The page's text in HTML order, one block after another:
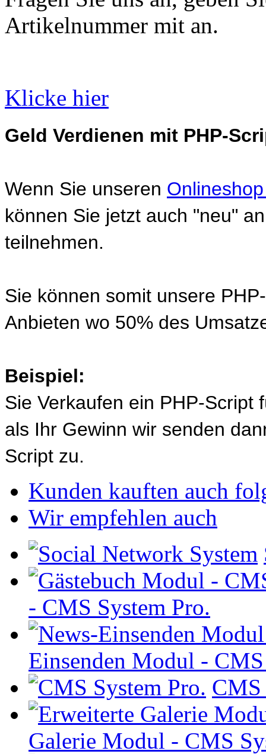
Artikelnummer mit an.
Klicke hier
Geld Verdienen mit PHP-
Wenn Sie unseren
können Sie jetzt auch "neu"
teilnehmen.
Sie können somit unsere
Anbieten wo 50% des
Beispiel:
Sie Verkaufen ein PHP-Script
als Ihr Gewinn wir senden
Script zu.
Kunden kauften auch
Wir empfehlen auch
- CMS System Pro.
Einsenden Modul -
CMS
Galerie Modul - CMS